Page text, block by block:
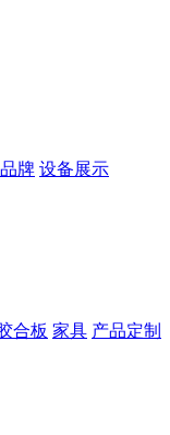
牌 设备展示
合板 家具 产品定制